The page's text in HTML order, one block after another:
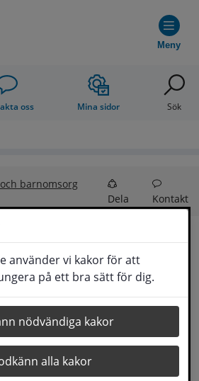
använder vi kakor för att
på ett bra sätt för dig.
nödvändiga kakor
alla kakor
Meny
oss Mina sidor Sök
barnomsorg
Dela Kontakt